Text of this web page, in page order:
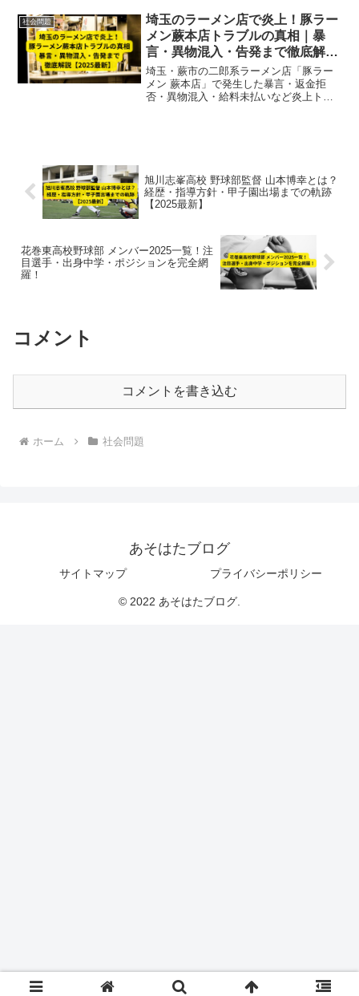
報情報を整理します。事故発生の概要日
時：11月24...
社会問題
埼玉のラーメン店で炎上！豚ラー
メン蕨本店トラブルの真相｜暴
言・異物混入・告発まで徹底解説
【2025最新】
埼玉・蕨市の二郎系ラーメン店「豚ラー
メン 蕨本店」で発生した暴言・返金拒
否・異物混入・給料未払いなど炎上トラ
旭川志峯高校 野球部監督 山本博幸とは？
経歴・指導方針・甲子園出場までの軌跡
【2025最新】
花巻東高校野球部 メンバー2025一覧！注
目選手・出身中学・ポジションを完全網
羅！
コメント
コメントを書き込む
ホーム 社会問題
あそはたブログ
サイトマップ プライバシーポリシー
© 2022 あそはたブログ.